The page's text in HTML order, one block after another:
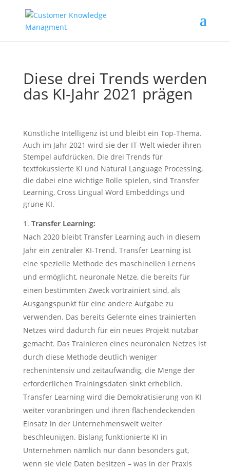
Diese drei Trends werden
das KI-Jahr 2021 prägen
Künstliche Intelligenz ist und bleibt ein Top-Thema.
Auch im Jahr 2021 wird sie der IT-Welt wieder ihren
Stempel aufdrücken. Die drei Trends für
textfokussierte KI und Natural Language Processing,
die dabei eine wichtige Rolle spielen, sind Transfer
Learning, Cross Lingual Word Embeddings und
grüne KI.
Transfer Learning:
Nach 2020 bleibt Transfer Learning auch in diesem
Jahr ein zentraler KI-Trend. Transfer Learning ist
eine spezielle Methode des maschinellen Lernens
und ermöglicht, neuronale Netze, die bereits für
einen bestimmten Zweck vortrainiert sind, als
Ausgangspunkt für eine andere Aufgabe zu
verwenden. Das bereits Gelernte eines trainierten
Netzes wird dadurch für ein neues Projekt nutzbar
gemacht. Das Trainieren eines neuronalen Netzes ist
durch diese Methode deutlich weniger
rechenintensiv und zeitaufwändig, die Menge der
erforderlichen Trainingsdaten sinkt erheblich.
Transfer Learning wird die Demokratisierung von KI
weiter voranbringen und ihren flächendeckenden
Einsatz in der Unternehmenswelt weiter
beschleunigen. Bislang funktionierte KI in
Unternehmen nämlich nur dann besonders gut,
wenn sie viele Daten besitzen – was in der Praxis